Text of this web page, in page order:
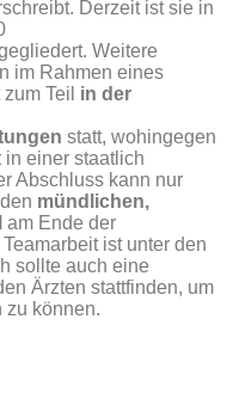
Derzeit ist sie in
Weitere
im Rahmen eines
Teil in der
statt, wohingegen
in einer staatlich
Abschluss kann nur
mündlichen,
am Ende der
ist unter den
sollte auch eine
Ärzten stattfinden, um
zu können.